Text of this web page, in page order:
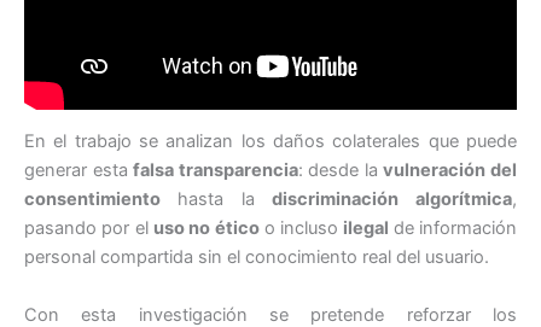
En el trabajo se analizan los daños colaterales que puede
generar estafalsa transparencia: desde lavulneración del
consentimiento hasta ladiscriminación algorítmica,
pasando por el uso no éticoo incluso ilegal de información
personal compartida sin el conocimiento real del usuario.
Con esta investigación se pretende reforzar los